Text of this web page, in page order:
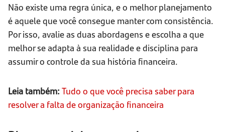
Não existe uma regra única, e o melhor planejamento
é aquele que você consegue manter com consistência.
Por isso, avalie as duas abordagens e escolha a que
melhor se adapta à sua realidade e disciplina para
assumir o controle da sua história financeira.
Leia também: Tudo o que você precisa saber para
resolver a falta de organização financeira